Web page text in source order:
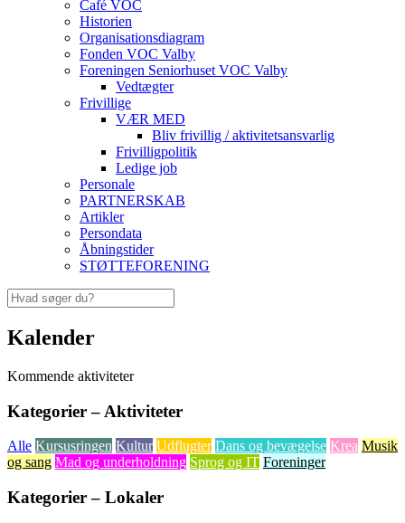
Café VOC
Historien
Organisationsdiagram
Fonden VOC Valby
Foreningen Seniorhuset VOC Valby
Vedtægter
Frivillige
VÆR MED
Bliv frivillig / aktivitetsansvarlig
Frivilligpolitik
Ledige job
Personale
PARTNERSKAB
Artikler
Persondata
Åbningstider
STØTTEFORENING
Kalender
Kommende aktiviteter
Kategorier – Aktiviteter
Alle Kursusringen Kultur Udflugter Dans og bevægelse Krea Musik
og sang Mad og underholdning Sprog og IT Foreninger
Kategorier – Lokaler